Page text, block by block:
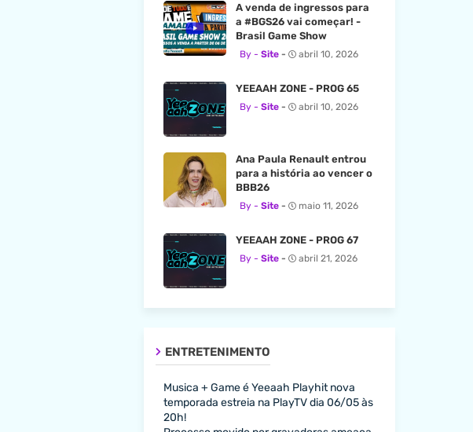
A venda de ingressos para
a #BGS26 vai começar! -
Brasil Game Show
Site abril 10, 2026
YEEAAH ZONE - PROG 65
Site abril 10, 2026
Ana Paula Renault entrou
para a história ao vencer o
BBB26
Site maio 11, 2026
YEEAAH ZONE - PROG 67
Site abril 21, 2026
ENTRETENIMENTO
Musica + Game é Yeeaah Playhit nova
temporada estreia na PlayTV dia 06/05 às
20h!